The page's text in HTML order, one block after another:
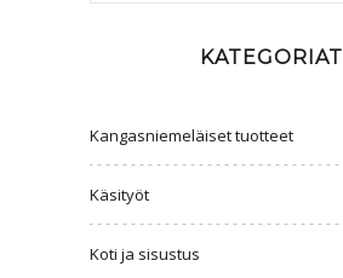
KATEGORIAT
Kangasniemeläiset tuotteet
Käsityöt
Koti ja sisustus